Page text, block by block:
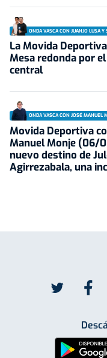
ONDA VASCA CON JUANJO LUSA Y
La Movida
Mesa redonda por
central
ONDA VASCA CON JOSÉ MANUEL
Movida Deportiva
Manuel Monje (06/
nuevo destino de
Agirrezabala, una